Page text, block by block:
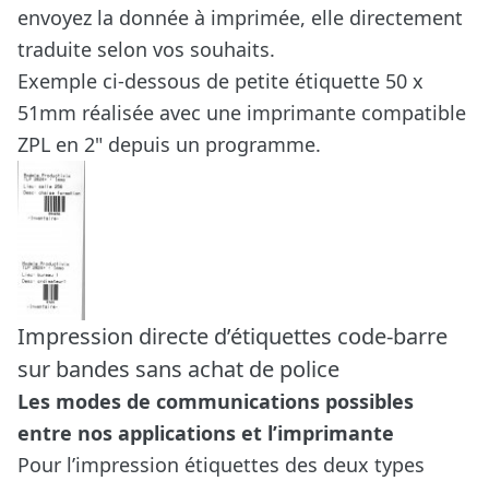
envoyez la donnée à imprimée, elle directement
traduite selon vos souhaits.
Exemple ci-dessous de petite étiquette 50 x
51mm réalisée avec une imprimante compatible
ZPL en 2" depuis un programme.
Impression directe d’étiquettes code-barre
sur bandes sans achat de police
Les modes de communications possibles
entre nos applications et l’imprimante
Pour l’impression étiquettes des deux types